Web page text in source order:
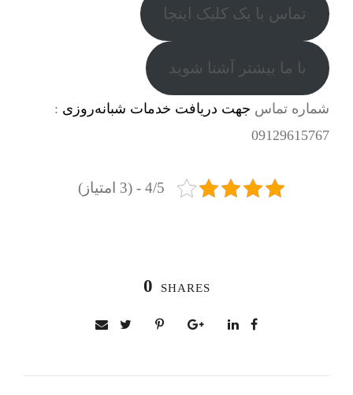
تماس با یک کلیک اینجا
با ما بیشتر آشنا شوید
شماره تماس جهت دریافت خدمات شبانه‌روزی :
09129615767
4/5 - (3 امتیاز)
0 SHARES